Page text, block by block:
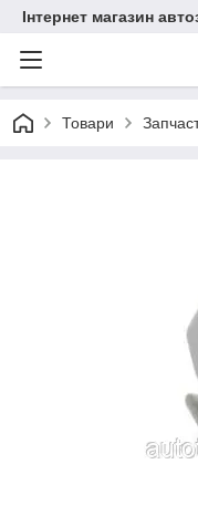
Інтернет магазин
Товари